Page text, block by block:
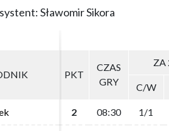
Sławomir Sikora
PKT
CZAS
GRY
ZA
C/W
2 08:30 1/1
PKT
CZAS
GRY
ZA
C/W
2 08:30 1/1